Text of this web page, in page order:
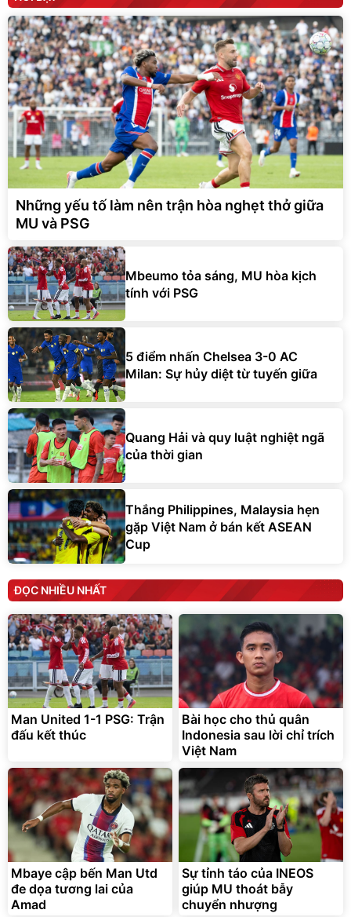
Những yếu tố làm nên trận hòa nghẹt thở giữa
MU và PSG
Mbeumo tỏa sáng, MU hòa kịch
tính với PSG
5 điểm nhấn Chelsea 3-0 AC
Milan: Sự hủy diệt từ tuyến giữa
Quang Hải và quy luật nghiệt ngã
của thời gian
Thắng Philippines, Malaysia hẹn
gặp Việt Nam ở bán kết ASEAN
Cup
ĐỌC NHIỀU NHẤT
Man United 1-1 PSG: Trận
đấu kết thúc
Bài học cho thủ quân
Indonesia sau lời chỉ trích
Việt Nam
Mbaye cập bến Man Utd
đe dọa tương lai của
Amad
Sự tỉnh táo của INEOS
giúp MU thoát bẫy
chuyển nhượng